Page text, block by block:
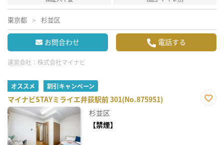
東京都 杉並区
お問合わせ 電話する
運営会社： 株式会社マイナビ
オススメ 割引キャンペーン
マイナビSTAYミライエ井荻駅前 301(No.875951)
杉並区
【禁煙】